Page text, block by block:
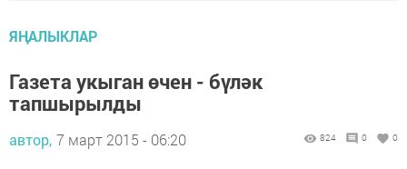
ЯҢАЛЫКЛАР
Газета укыган өчен - бүләк
тапшырылды
автор, 7 март 2015 - 06:20 824 0 0